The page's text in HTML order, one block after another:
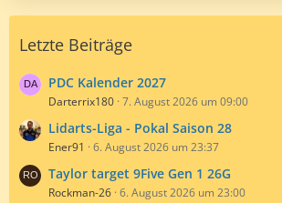
ä
e
e
e
i
r
ä
g
e
Letzte Beiträge
PDC Kalender 2027
Darterrix180 7. August 2026 um 09:00
Lidarts-Liga - Pokal Saison 28
Ener91 6. August 2026 um 23:37
Taylor target 9Five Gen 1 26G
Rockman-26 6. August 2026 um 23:00